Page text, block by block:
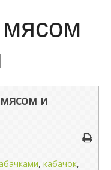
мясом
и
, кабачок,